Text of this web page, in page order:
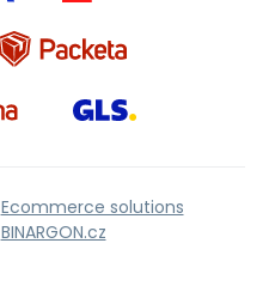
Ecommerce solutions
BINARGON.cz